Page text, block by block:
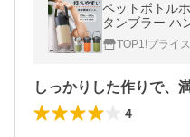
ペットボトル
タンブラー ハ
トボトルクー
料- 60N◇ 500-
TOP1!プライス
4